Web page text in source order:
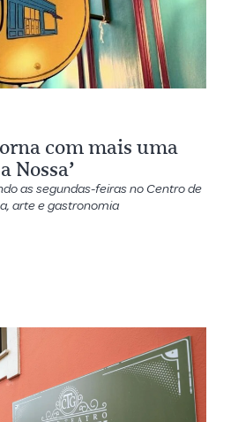
com mais uma
Nossa’
as segundas-feiras no Centro de
arte e gastronomia